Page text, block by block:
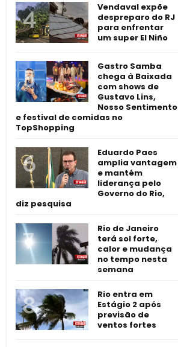
Vendaval expõe
despreparo do RJ
para enfrentar
um super El Niño
Gastro Samba
chega à Baixada
com shows de
Gustavo Lins,
Nosso Sentimento
e festival de comidas no
TopShopping
Eduardo Paes
amplia vantagem
e mantém
liderança pelo
Governo do Rio,
diz pesquisa
Rio de Janeiro
terá sol forte,
calor e mudança
no tempo nesta
semana
Rio entra em
Estágio 2 após
previsão de
ventos fortes